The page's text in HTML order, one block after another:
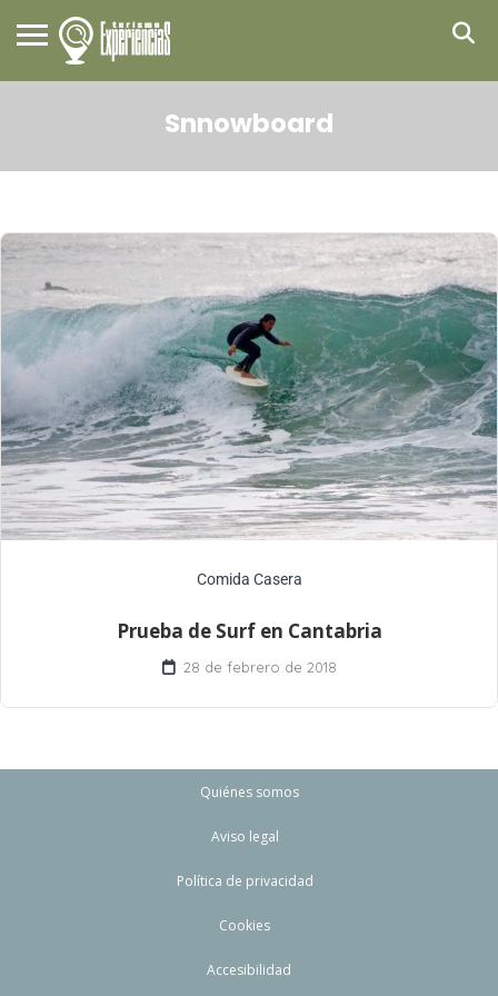
Snnowboard
Comida Casera
Prueba de Surf en Cantabria
28 de febrero de 2018
Quiénes somos
Aviso legal
Política de privacidad
Cookies
Accesibilidad